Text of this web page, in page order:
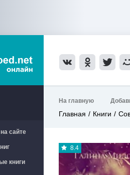
сайте
книги
На главную
Главная Книги
8.4